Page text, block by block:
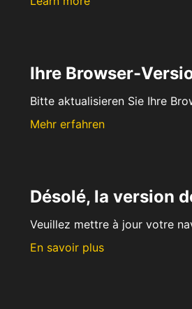
Ihre Browser-
Bitte aktualisieren Sie Ihre
Mehr erfahren
Désolé, la version
Veuillez mettre à jour votre
En savoir plus